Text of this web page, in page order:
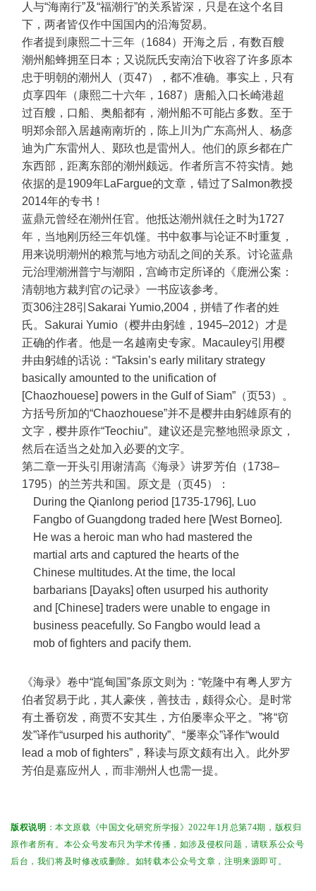
人与“海南行”及“福潮行”的关系皆深，只是在这个名目
下，两者皆仅作中国国内的沿海贸易。
作者提到康熙二十三年（1684）开海之后，有数百艘
潮州船蜂拥至日本；又说阮氏安南治下收容了许多原本
忠于明朝的潮州人（页47），都不准确。事实上，只有
贞享四年（康熙二十六年，1687）唐船入口长崎港超
过百艘，口船、奥船都有，潮州船不可能占多数。至于
明郑余部入居越南南圻的，陈上川为广东高州人、杨彦
迪为广东雷州人、鄚玖也是雷州人。他们的原乡都在广
东西部，距离东部的潮州颇远。作者所言不符实情。她
依据的是1909年LaFargue的文章，错过了Salmon教授
2014年的专书！
蓝鼎元曾经在潮州任官。他抵达潮州就任之时为1727
年，当地刚历经三年饥馑。书中叙事与论证不时重复，
用来说明潮州的粮荒与地方动乱之间的关系。讨论蓝鼎
元治理潮洲普宁与潮阳，宫崎市定所译的《鹿洲公案：
清朝地方裁判官の记录》一书应该参考。
页306注28引Sakarai Yumio,2004，拼错了作者的姓
氏。Sakurai Yumio（樱井由躬雄，1945–2012）才是
正确的作者。他是一名越南史专家。Macauley引用樱
井由躬雄的话说：“Taksin’s early military strategy
basically amounted to the unification of
[Chaozhouese] powers in the Gulf of Siam”（页53）。
方括号所加的“Chaozhouese”并不是樱井由躬雄原有的
文字，樱井原作“Teochiu”。建议还是完整地照录原文，
然后在适当之处加入必要的文字。
第二章一开头引用谢清高《海录》讲罗芳伯（1738–
1795）的兰芳共和国。原文是（页45）：
During the Qianlong period [1735-1796], Luo
Fangbo of Guangdong traded here [West Borneo].
He was a heroic man who had mastered the
martial arts and captured the hearts of the
Chinese multitudes. At the time, the local
barbarians [Dayaks] often usurped his authority
and [Chinese] traders were unable to engage in
business peacefully. So Fangbo would lead a
mob of fighters and pacify them.
《海录》卷中“崑甸国”条原文则为：“乾隆中有粤人罗方
伯者贸易于此，其人豪侠，善技击，颇得众心。是时常
有土番窃发，商贾不安其生，方伯屡率众平之。”将“窃
发”译作“usurped his authority”、“屡率众”译作“would
lead a mob of fighters”，释读与原文颇有出入。此外罗
芳伯是嘉应州人，而非潮州人也需一提。
版权说明 ：本文原载《中国文化研究所学报》2022年1月总第74期，版权归
原作者所有。本公众号发布只为学术传播，如涉及侵权问题，请联系公众号
后台，我们将及时修改或删除。如转载本公众号文章，注明来源即可。